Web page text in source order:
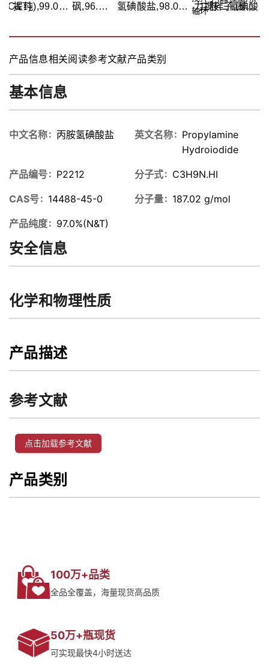
提纯),99.0% 砜,96.0%
氢碘酸盐,98.0%
力搅拌子,圆柱
二胺二氢碘酸
产品信息相关阅读参考文献产品类别
基本信息
中文名称 丙胺氢碘酸盐 英文名称
Propylamine
Hydroiodide
产品编号 P2212 分子式 C3H9N.HI
CAS号 14488-45-0 分子量 187.02 g/mol
产品纯度 97.0%(N&T)
安全信息
化学和物理性质
产品描述
参考文献
点击加载参考文献
产品类别
100万+品类
全品全覆盖，海量现货高品质
50万+瓶现货
可实现最快4小时送达